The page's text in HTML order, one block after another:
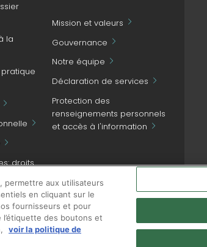
la
droits
Mission et valeurs
Gouvernance
Notre équipe
Déclaration de services
Protection des
renseignements personnels
et accès à l'information
permettre aux utilisateurs
en cliquant sur le
fournisseurs et pour
des boutons et
voir la politique de